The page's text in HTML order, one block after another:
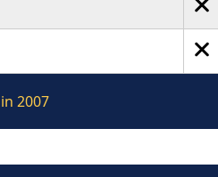
2007